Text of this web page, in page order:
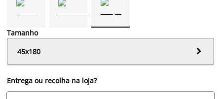
Tamanho
45x180

Entrega ou recolha na loja?